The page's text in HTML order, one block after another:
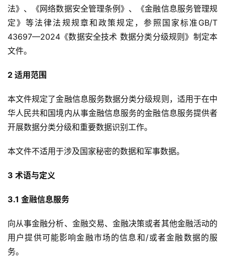
法》、《网络数据安全管理条例》、《金融信息服务管理规
定》等法律法规规章和政策规定，参照国家标准GB/T
43697—2024《数据安全技术 数据分类分级规则》制定本
文件。
2 适用范围
本文件规定了金融信息服务数据分类分级规则，适用于在中
华人民共和国境内从事金融信息服务的金融信息服务提供者
开展数据分类分级和重要数据识别工作。
本文件不适用于涉及国家秘密的数据和军事数据。
3 术语与定义
3.1 金融信息服务
向从事金融分析、金融交易、金融决策或者其他金融活动的
用户提供可能影响金融市场的信息和/或者金融数据的服
务。